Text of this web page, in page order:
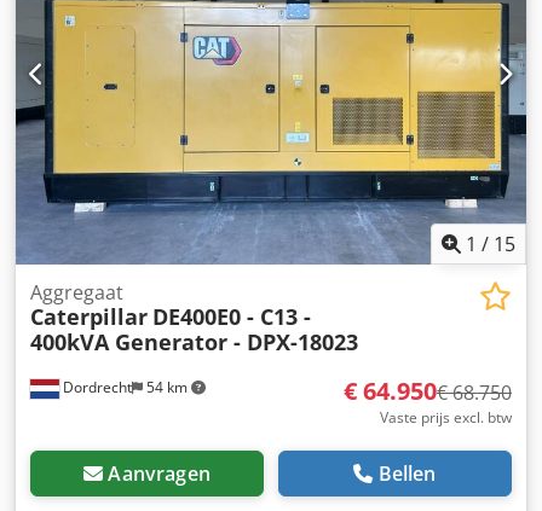
Chedjy S N N Eepfx Ammoa - Stalen dak - Tankwagen
1 / 15
Dordrecht 54 km
Aggregaat
Caterpillar DE400E0 - C13 -
400kVA Generator - DPX-18023
€ 64.950€ 68.750
Vaste prijs excl. btw
Aanvragen Bellen